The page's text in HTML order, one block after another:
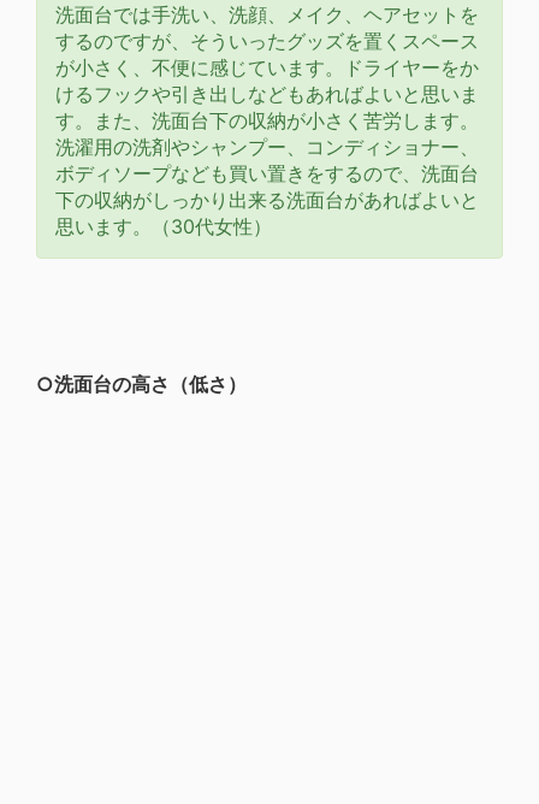
洗面台では手洗い、洗顔、メイク、ヘアセットを
するのですが、そういったグッズを置くスペース
が小さく、不便に感じています。ドライヤーをか
けるフックや引き出しなどもあればよいと思いま
す。また、洗面台下の収納が小さく苦労します。
洗濯用の洗剤やシャンプー、コンディショナー、
ボディソープなども買い置きをするので、洗面台
下の収納がしっかり出来る洗面台があればよいと
思います。（30代女性）
○洗面台の高さ（低さ）